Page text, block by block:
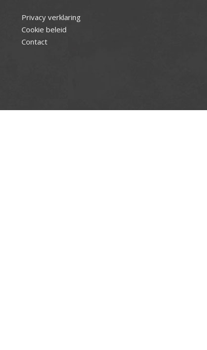
Privacy verklaring
Cookie beleid
Contact